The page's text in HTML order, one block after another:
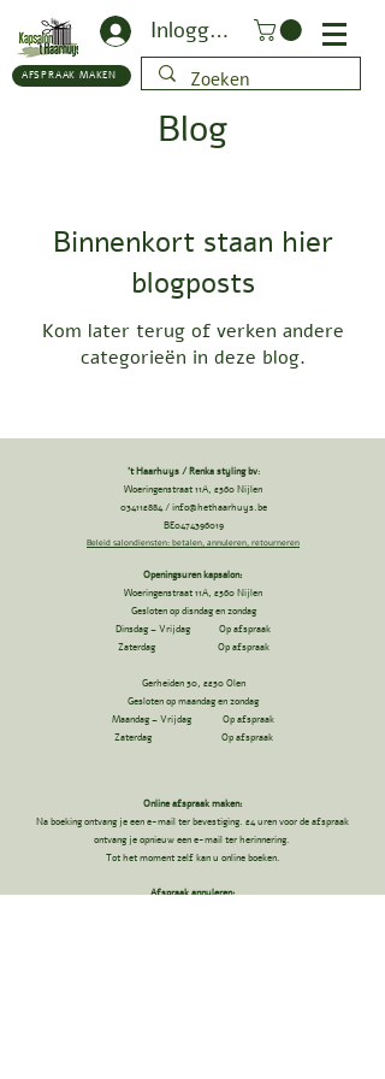
AFSPRAAK MAKEN
Inloggen
Blog
Binnenkort staan hier
blogposts
Kom later terug of verken andere
categorieën in deze blog.
't Haarhuys / Renka styling bv:
Woeringenstraat 11A, 2560 Nijlen
034112884/info@hethaarhuys.be
BE0474396019
Beleid salondiensten: betalen, annuleren, retourneren
Openingsuren kapsalon:
Woeringenstraat 11A, 2560 Nijlen
Gesloten op disndag en zondag
Dinsdag – Vrijdag Op afspraak
Zaterdag Op afspraak
Gerheiden 50, 2250 Olen
Gesloten op maandag en zondag
Maandag – Vrijdag Op afspraak
Zaterdag Op afspraak
Online afspraak maken:
Na boeking ontvang je een e-mail ter bevestiging. 24 uren voor de afspraak
ontvang je opnieuw een e-mail ter herinnering.
Tot het moment zelf kan u online boeken.
Afspraak annuleren: